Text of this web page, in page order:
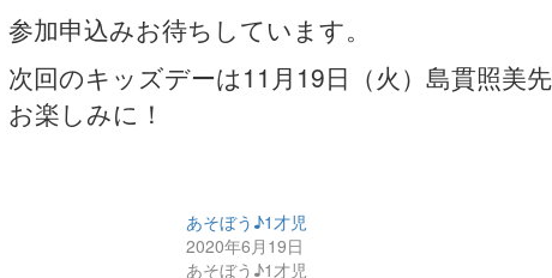
参加申込みお待ちしています。
次回のキッズデーは11月19日（火）島貫照美
お楽しみに！
あそぼう♪1才児
2020年6月19日
あそぼう♪1才児